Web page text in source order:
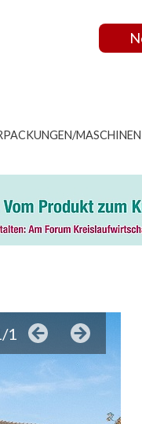
MASCHINEN
1